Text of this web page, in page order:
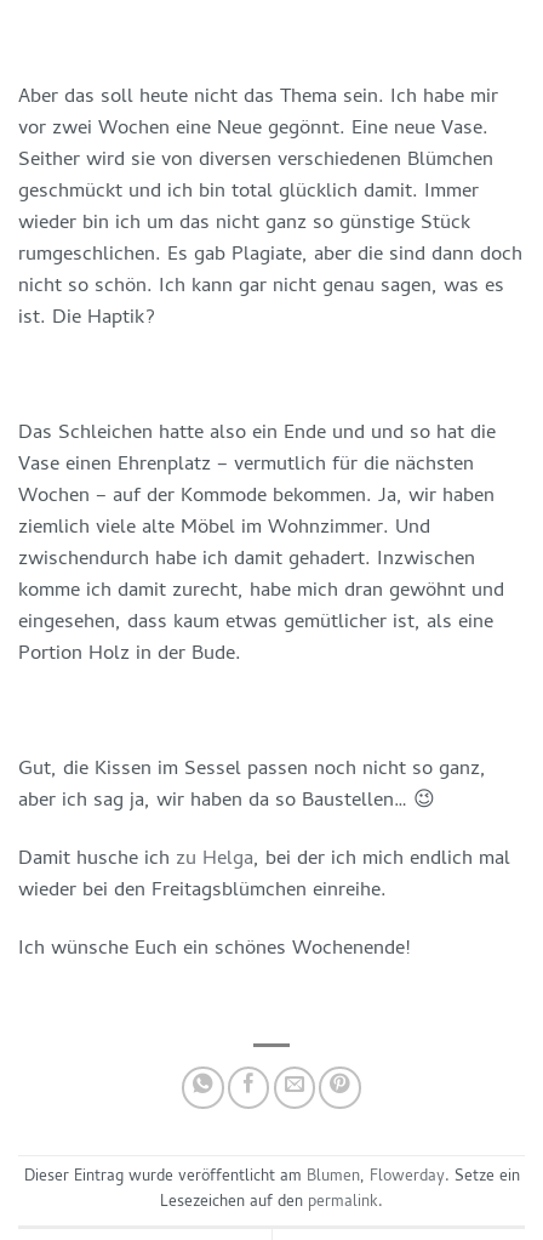
Aber das soll heute nicht das Thema sein. Ich habe mir
vor zwei Wochen eine Neue gegönnt. Eine neue Vase.
Seither wird sie von diversen verschiedenen Blümchen
geschmückt und ich bin total glücklich damit. Immer
wieder bin ich um das nicht ganz so günstige Stück
rumgeschlichen. Es gab Plagiate, aber die sind dann doch
nicht so schön. Ich kann gar nicht genau sagen, was es
ist. Die Haptik?
Das Schleichen hatte also ein Ende und und so hat die
Vase einen Ehrenplatz – vermutlich für die nächsten
Wochen – auf der Kommode bekommen. Ja, wir haben
ziemlich viele alte Möbel im Wohnzimmer. Und
zwischendurch habe ich damit gehadert. Inzwischen
komme ich damit zurecht, habe mich dran gewöhnt und
eingesehen, dass kaum etwas gemütlicher ist, als eine
Portion Holz in der Bude.
Gut, die Kissen im Sessel passen noch nicht so ganz,
aber ich sag ja, wir haben da so Baustellen… 😉
Damit husche ich zu Helga, bei der ich mich endlich mal
wieder bei den Freitagsblümchen einreihe.
Ich wünsche Euch ein schönes Wochenende!
Dieser Eintrag wurde veröffentlicht am Blumen, Flowerday. Setze ein
Lesezeichen auf den permalink.